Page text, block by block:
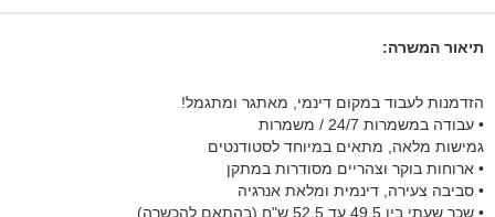
תיאור המשרה:
הזדמנות לעבוד במקום דינמי, מאתגר ומתגמל!
• עבודה במשמרות 24/7 / משמרות
גמישות מלאה, מתאים במיוחד לסטודנטים
• ארוחות בוקר וצהריים מסודרות במתקן
• סביבה צעירה, דינמית ומלאת אנרגיה
• שכר שעתי בין 49.5 עד 52.5 ש"ח (בהתאם להכשרה)